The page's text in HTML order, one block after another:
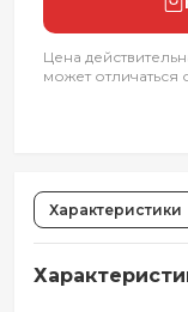
Цена
может отличаться
Характеристики